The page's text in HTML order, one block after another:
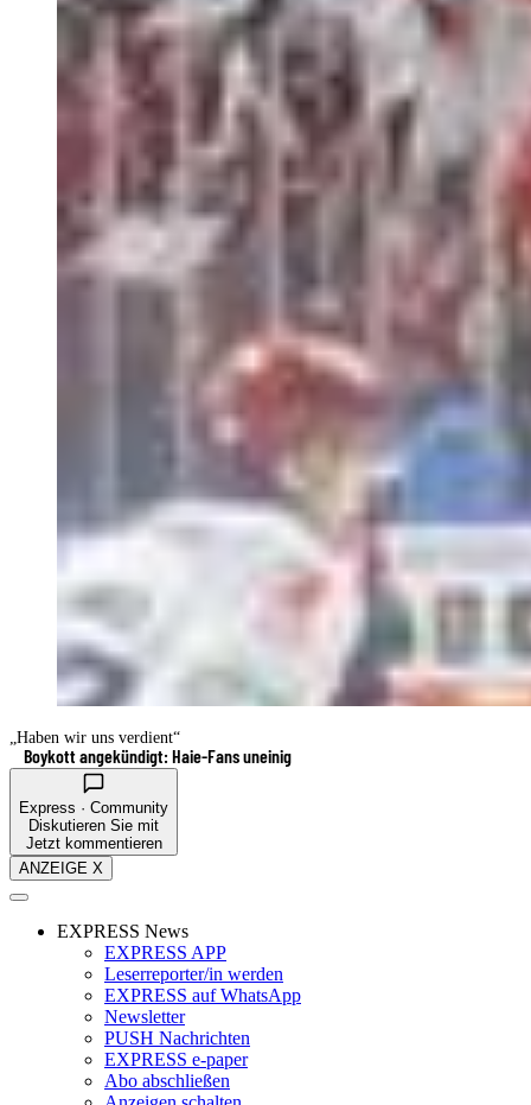
„Haben wir uns verdient“
Boykott angekündigt: Haie-Fans uneinig
Express · Community
Diskutieren Sie mit
Jetzt kommentieren
ANZEIGE X
EXPRESS News
EXPRESS APP
Leserreporter/in werden
EXPRESS auf WhatsApp
Newsletter
PUSH Nachrichten
EXPRESS e-paper
Abo abschließen